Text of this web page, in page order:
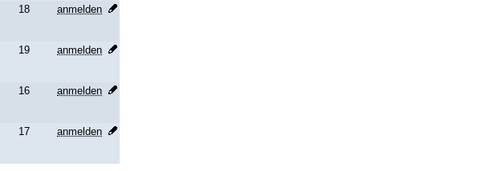
18 anmelden
19 anmelden
16 anmelden
17 anmelden